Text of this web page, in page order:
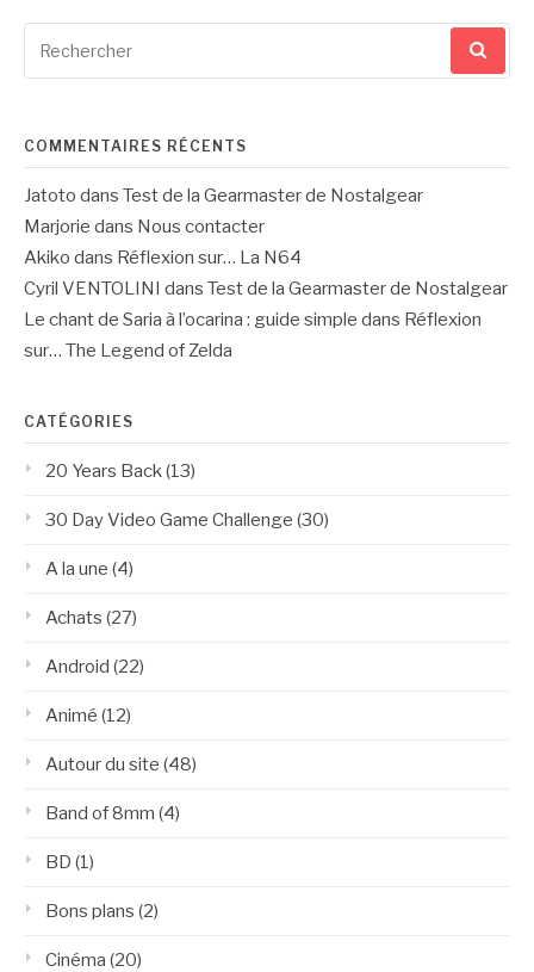
pour
COMMENTAIRES RÉCENTS
Jatoto dans Test de la Gearmaster de Nostalgear
Marjorie dans Nous contacter
Akiko dans Réflexion sur… La N64
Cyril VENTOLINI dans Test de la Gearmaster de Nostalgear
Le chant de Saria à l’ocarina : guide simple dans Réflexion
sur… The Legend of Zelda
CATÉGORIES
20 Years Back (13)
30 Day Video Game Challenge (30)
A la une (4)
Achats (27)
Android (22)
Animé (12)
Autour du site (48)
Band of 8mm (4)
BD (1)
Bons plans (2)
Cinéma (20)